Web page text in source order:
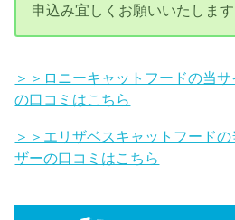
申込み宜しくお願いいたします
＞＞ロニーキャットフードの当
の口コミはこちら
＞＞エリザベスキャットフード
ザーの口コミはこちら